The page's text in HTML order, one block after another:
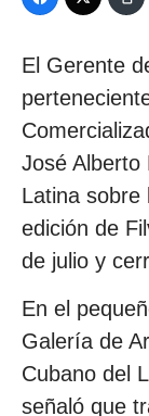
El Gerente
José Alberto
Latina
edición de
de julio y
En el
Galería de
Cubano del
señaló que